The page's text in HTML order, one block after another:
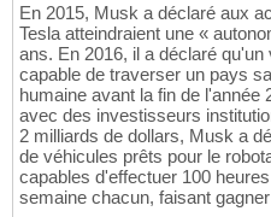
En 2015, Musk a déclaré aux
Tesla atteindraient une «
ans. En 2016, il a déclaré
capable de traverser un pays
humaine avant la fin de l'année
avec des investisseurs
2 milliards de dollars, Musk a
de véhicules prêts pour le
capables d'effectuer 100
semaine chacun, faisant